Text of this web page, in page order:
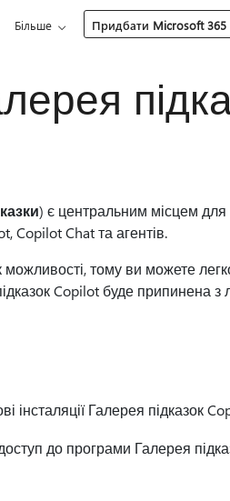
Більше Придбати Microsoft 365
) є центральним місцем
Copilot Chat та агентів.
тому ви можете
Copilot буде припинена з
Галерея підказок
до програми Галерея